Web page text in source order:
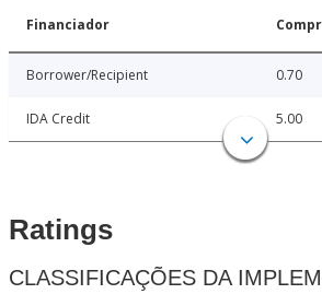
Financiador
Borrower/Recipient 0.70
IDA Credit 5.00
Ratings
CLASSIFICAÇÕES DA